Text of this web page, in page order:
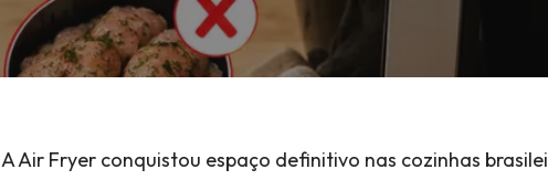
A Air Fryer conquistou espaço definitivo nas cozinhas